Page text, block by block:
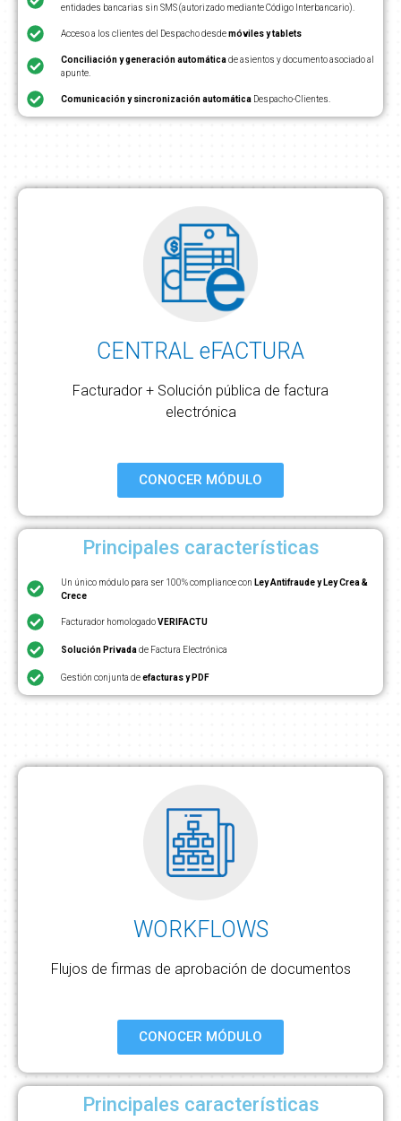
entidades bancarias sin SMS (autorizado mediante Código Interbancario).
Acceso a los clientes del Despacho desdemóviles y tablets
Conciliación y generación automáticade asientos y documento asociado al
apunte.
Comunicación y sincronización automáticaDespacho-Clientes.
CENTRAL eFACTURA
Facturador + Solución pública de factura
electrónica
CONOCER MÓDULO
Principales características
Un único módulo para ser 100% compliance con Ley Antifraude y Ley Crea &
Crece
Facturador homologadoVERIFACTU
Solución Privadade Factura Electrónica
Gestión conjunta deefacturas y PDF
WORKFLOWS
Flujos de firmas de aprobación de documentos
CONOCER MÓDULO
Principales características